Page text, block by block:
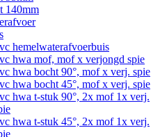
140mm
hemelwaterafvoerbuis
hwa mof, mof x verjongd spie
hwa bocht 90°, mof x verj. spie
hwa bocht 45°, mof x verj. spie
hwa t-stuk 90°, 2x mof 1x verj.
hwa t-stuk 45°, 2x mof 1x verj.